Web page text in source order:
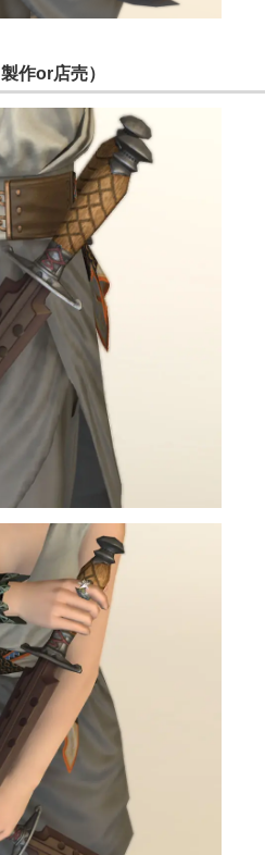
製作or店売）